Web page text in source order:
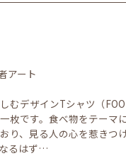
アート
むデザインTシャツ（
枚です。食べ物をテーマ
り、見る人の心を惹きつ
るはず…